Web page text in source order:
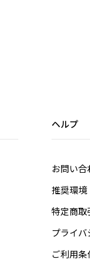
ヘルプ
お問い合
推奨環境
特定商取
プライバ
ご利用条